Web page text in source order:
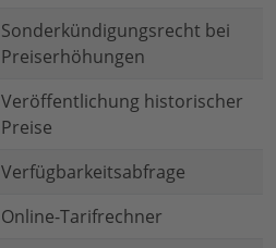
Sonderkündigungsrecht bei
Preiserhöhungen
Veröffentlichung historischer
Preise
Verfügbarkeitsabfrage
Online-Tarifrechner